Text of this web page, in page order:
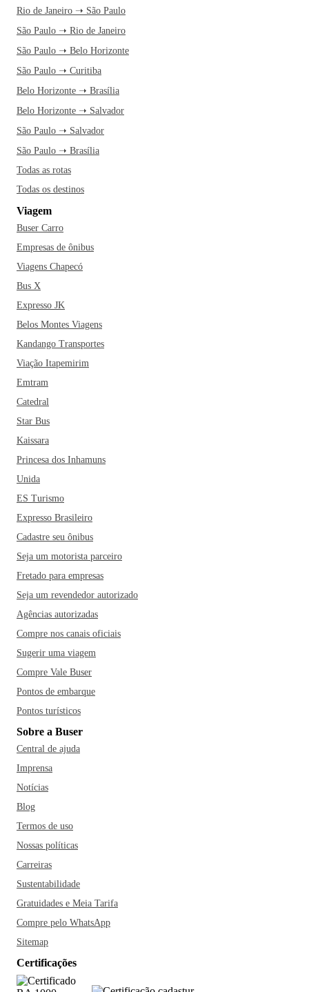
Rio de Janeiro ➝ São Paulo
São Paulo ➝ Rio de Janeiro
São Paulo ➝ Belo Horizonte
São Paulo ➝ Curitiba
Belo Horizonte ➝ Brasília
Belo Horizonte ➝ Salvador
São Paulo ➝ Salvador
São Paulo ➝ Brasília
Todas as rotas
Todas os destinos
Viagem
Buser Carro
Empresas de ônibus
Viagens Chapecó
Bus X
Expresso JK
Belos Montes Viagens
Kandango Transportes
Viação Itapemirim
Emtram
Catedral
Star Bus
Kaissara
Princesa dos Inhamuns
Unida
ES Turismo
Expresso Brasileiro
Cadastre seu ônibus
Seja um motorista parceiro
Fretado para empresas
Seja um revendedor autorizado
Agências autorizadas
Compre nos canais oficiais
Sugerir uma viagem
Compre Vale Buser
Pontos de embarque
Pontos turísticos
Sobre a Buser
Central de ajuda
Imprensa
Notícias
Blog
Termos de uso
Nossas políticas
Carreiras
Sustentabilidade
Gratuidades e Meia Tarifa
Compre pelo WhatsApp
Sitemap
Certificações